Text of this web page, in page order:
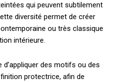
qui peuvent subtilement
diversité permet de créer
ou très classique
intérieure.
d’appliquer des motifs ou des
protectrice, afin de